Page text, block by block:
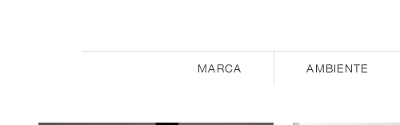
MARCA AMBIENTE